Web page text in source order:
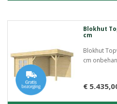
Blokhut
cm
Blokhut
cm
€